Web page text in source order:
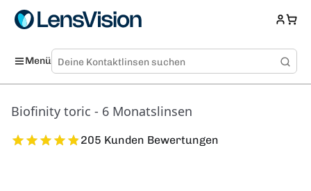
Menü
Biofinity toric - 6 Monatslinsen
205 Kunden Bewertungen